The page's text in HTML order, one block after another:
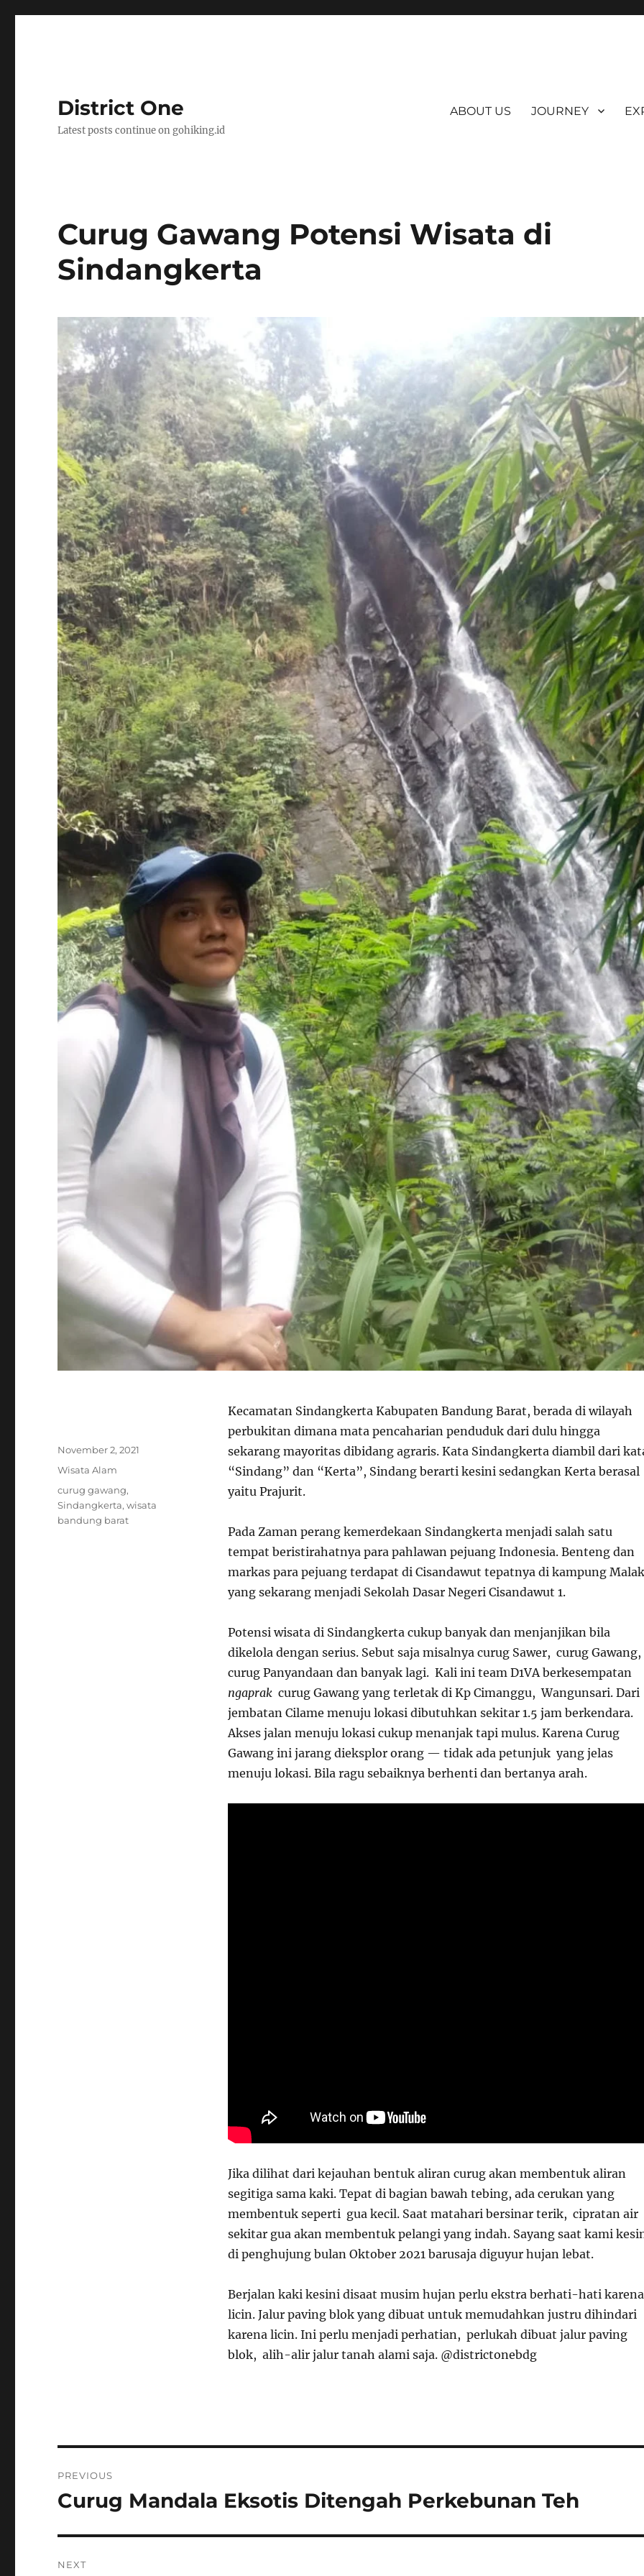
District One
Latest posts continue on gohiking.id
ABOUT US JOURNEY
Curug Gawang Potensi Wisata di
Sindangkerta
Kecamatan Sindangkerta Kabupaten Bandung Barat, berada di wilayah
perbukitan dimana mata pencaharian penduduk dari dulu hingga
sekarang mayoritas dibidang agraris. Kata Sindangkerta diambil dari
“Sindang” dan “Kerta”, Sindang berarti kesini sedangkan Kerta berasal
yaitu Prajurit.
Pada Zaman perang kemerdekaan Sindangkerta menjadi salah satu
tempat beristirahatnya para pahlawan pejuang Indonesia. Benteng dan
markas para pejuang terdapat di Cisandawut tepatnya di kampung
yang sekarang menjadi Sekolah Dasar Negeri Cisandawut 1.
Potensi wisata di Sindangkerta cukup banyak dan menjanjikan bila
dikelola dengan serius. Sebut saja misalnya curug Sawer, curug Gawang,
curug Panyandaan dan banyak lagi. Kali ini team D1VA berkesempatan
ngaprakcurug Gawang yang terletak di Kp Cimanggu, Wangunsari. Dari
jembatan Cilame menuju lokasi dibutuhkan sekitar 1.5 jam berkendara.
Akses jalan menuju lokasi cukup menanjak tapi mulus. Karena Curug
Gawang ini jarang dieksplor orang — tidak ada petunjuk yang jelas
menuju lokasi. Bila ragu sebaiknya berhenti dan bertanya arah.
Jika dilihat dari kejauhan bentuk aliran curug akan membentuk aliran
segitiga sama kaki. Tepat di bagian bawah tebing, ada cerukan yang
membentuk seperti gua kecil. Saat matahari bersinar terik, cipratan air
sekitar gua akan membentuk pelangi yang indah. Sayang saat kami
di penghujung bulan Oktober 2021 barusaja diguyur hujan lebat.
Berjalan kaki kesini disaat musim hujan perlu ekstra berhati-hati karena
licin. Jalur paving blok yang dibuat untuk memudahkan justru dihindari
karena licin. Ini perlu menjadi perhatian, perlukah dibuat jalur paving
blok, alih-alir jalur tanah alami saja. @districtonebdg
Author
Posted
on
November 2, 2021
Categories
Wisata Alam
Tags
curug gawang,
Sindangkerta,wisata
bandung barat
navigation
PREVIOUS
Previous
Curug Mandala Eksotis Ditengah Perkebunan Teh
NEXT